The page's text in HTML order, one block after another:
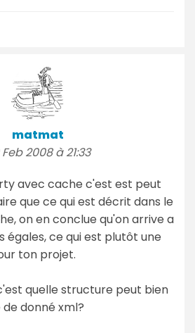
matmat
2008 à 21:33
avec cache c'est est peut
que ce qui est décrit dans le
on en conclue qu'on arrive a
égales, ce qui est plutôt une
ton projet.
quelle structure peut bien
donné xml?